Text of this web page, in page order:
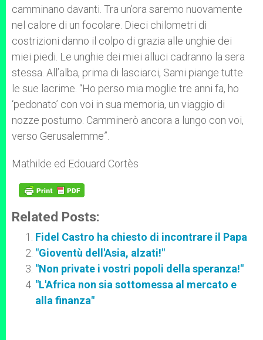
camminano davanti. Tra un’ora saremo nuovamente
nel calore di un focolare. Dieci chilometri di
costrizioni danno il colpo di grazia alle unghie dei
miei piedi. Le unghie dei miei alluci cadranno la sera
stessa. All’alba, prima di lasciarci, Sami piange tutte
le sue lacrime. “Ho perso mia moglie tre anni fa, ho
‘pedonato’ con voi in sua memoria, un viaggio di
nozze postumo. Camminerò ancora a lungo con voi,
verso Gerusalemme”.
Mathilde ed Edouard Cortès
Related Posts:
Fidel Castro ha chiesto di incontrare il Papa
"Gioventù dell'Asia, alzati!"
"Non private i vostri popoli della speranza!"
"L'Africa non sia sottomessa al mercato e
alla finanza"